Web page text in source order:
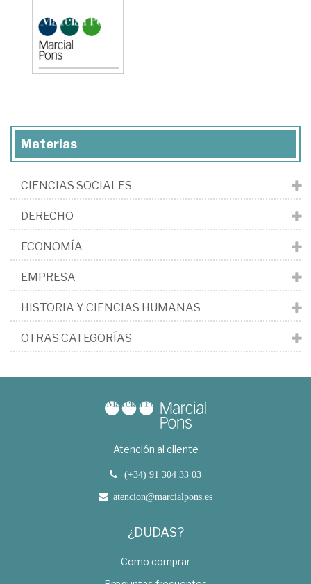
Materias
CIENCIAS SOCIALES
DERECHO
ECONOMÍA
EMPRESA
HISTORIA Y CIENCIAS HUMANAS
OTRAS CATEGORÍAS
Atención al cliente
(+34) 91 304 33 03
atencion@marcialpons.es
¿DUDAS?
Como comprar